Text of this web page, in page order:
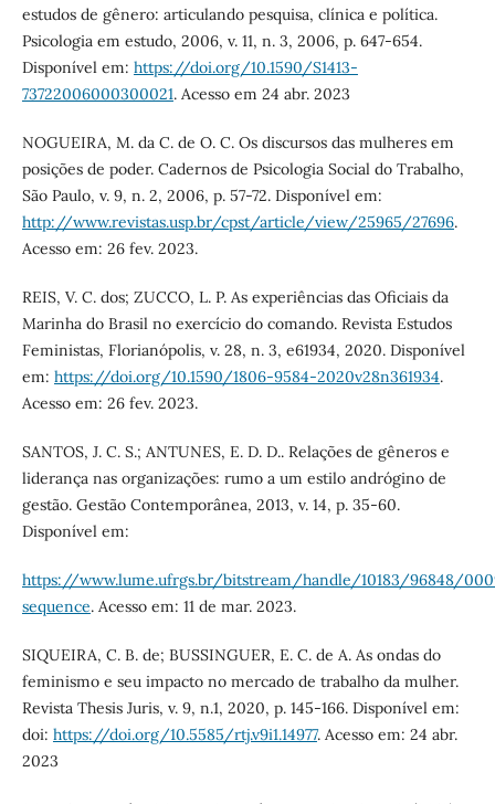
estudos de gênero: articulando pesquisa, clínica e política.
Psicologia em estudo, 2006, v. 11, n. 3, 2006, p. 647-654.
Disponível em: https://doi.org/10.1590/S1413-
73722006000300021. Acesso em 24 abr. 2023
NOGUEIRA, M. da C. de O. C. Os discursos das mulheres em
posições de poder. Cadernos de Psicologia Social do Trabalho,
São Paulo, v. 9, n. 2, 2006, p. 57-72. Disponível em:
http://www.revistas.usp.br/cpst/article/view/25965/27696.
Acesso em: 26 fev. 2023.
REIS, V. C. dos; ZUCCO, L. P. As experiências das Oficiais da
Marinha do Brasil no exercício do comando. Revista Estudos
Feministas, Florianópolis, v. 28, n. 3, e61934, 2020. Disponível
em: https://doi.org/10.1590/1806-9584-2020v28n361934.
Acesso em: 26 fev. 2023.
SANTOS, J. C. S.; ANTUNES, E. D. D.. Relações de gêneros e
liderança nas organizações: rumo a um estilo andrógino de
gestão. Gestão Contemporânea, 2013, v. 14, p. 35-60.
Disponível em:
https://www.lume.ufrgs.br/bitstream/handle/10183/96848/
sequence. Acesso em: 11 de mar. 2023.
SIQUEIRA, C. B. de; BUSSINGUER, E. C. de A. As ondas do
feminismo e seu impacto no mercado de trabalho da mulher.
Revista Thesis Juris, v. 9, n.1, 2020, p. 145-166. Disponível em:
doi: https://doi.org/10.5585/rtj.v9i1.14977. Acesso em: 24 abr.
2023